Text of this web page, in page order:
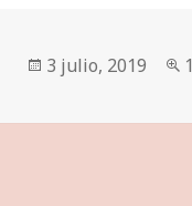
Publicado
3 julio, 2019